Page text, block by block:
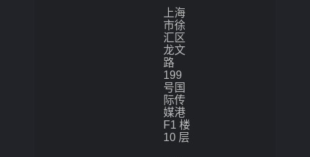
上海
市徐
汇区
龙文
路
199
号国
际传
媒港
F1 楼
10 层